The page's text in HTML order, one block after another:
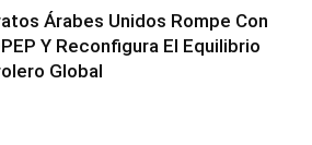
Árabes Unidos Rompe Con
Y Reconfigura El Equilibrio
Global